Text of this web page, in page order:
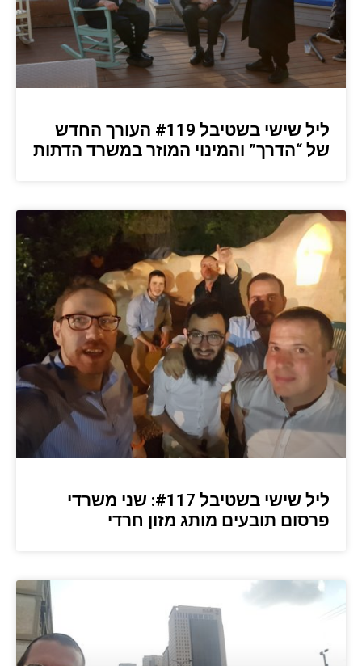
ליל שישי בשטיבל #119 העורך החדש
של “הדרך” והמינוי המוזר במשרד הדתות
ליל שישי בשטיבל #117: שני משרדי
פרסום תובעים מותג מזון חרדי